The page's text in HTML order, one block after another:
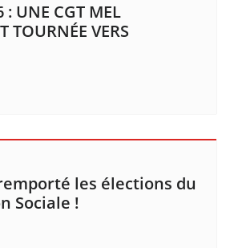
: UNE CGT MEL
TOURNÉE VERS
remporté les élections du
Sociale !